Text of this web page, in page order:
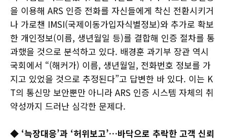
을 이용해 ARS 인증 전화를 자신들에게 착신 전환시키거
나 가로챈 IMSI(국제이동가입자식별정보)와 추가로 확보
한 개인정보(이름, 생년월일 등)를 결합해 인증 절차를 통
과했을 것으로 분석하고 있다. 배경훈 과기부 장관 역시
국회에서 “(해커가) 이름, 생년월일, 전화번호 정보를 가
지고 있었을 것으로 추정된다”고 답변한 바 있다. 이는 K
T의 통신망 보안뿐만 아니라 ARS 인증 시스템 자체의 취
약성까지 드러난 심각한 문제다.
◆ ‘늑장대응’과 ‘허위보고’…바닥으로 추락한 고객 신뢰